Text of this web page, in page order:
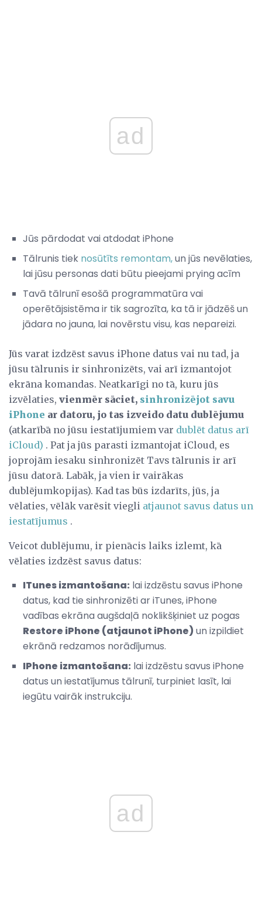
ad
Jūs pārdodat vai atdodat iPhone
Tālrunis tiek nosūtīts remontam,un jūs nevēlaties,
lai jūsu personas dati būtu pieejami prying acīm
Tavā tālrunī esošā programmatūra vai
operētājsistēma ir tik sagrozīta, ka tā ir jādzēš un
jādara no jauna, lai novērstu visu, kas nepareizi.
Jūs varat izdzēst savus iPhone datus vai nu tad, ja
jūsu tālrunis ir sinhronizēts, vai arī izmantojot
ekrāna komandas. Neatkarīgi no tā, kuru jūs
izvēlaties, vienmēr sāciet, sinhronizējot savu
iPhone ar datoru, jo tas izveido datu dublējumu
(atkarībā no jūsu iestatījumiem var dublēt datus arī
iCloud) . Pat ja jūs parasti izmantojat iCloud, es
joprojām iesaku sinhronizēt Tavs tālrunis ir arī
jūsu datorā. Labāk, ja vien ir vairākas
dublējumkopijas). Kad tas būs izdarīts, jūs, ja
vēlaties, vēlāk varēsit viegli atjaunot savus datus un
iestatījumus .
Veicot dublējumu, ir pienācis laiks izlemt, kā
vēlaties izdzēst savus datus:
ITunes izmantošana: lai izdzēstu savus iPhone
datus, kad tie sinhronizēti ar iTunes, iPhone
vadības ekrāna augšdaļā noklikšķiniet uz pogas
Restore iPhone (atjaunot iPhone)un izpildiet
ekrānā redzamos norādījumus.
IPhone izmantošana: lai izdzēstu savus iPhone
datus un iestatījumus tālrunī, turpiniet lasīt, lai
iegūtu vairāk instrukciju.
ad